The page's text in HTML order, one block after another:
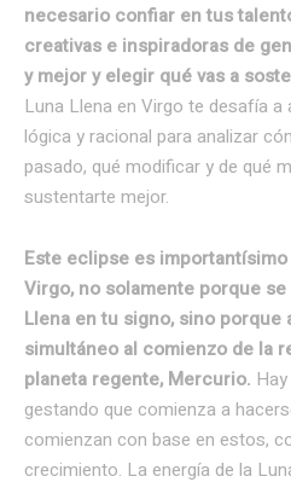
necesario confiar en tus
creativas e inspiradoras de
y mejor y elegir qué vas a
Luna Llena en Virgo te desafía a
lógica y racional para analizar
pasado, qué modificar y de qué
sustentarte mejor.
Este eclipse es
Virgo, no solamente porque
Llena en tu signo, sino porque
simultáneo al comienzo de la
planeta regente, Mercurio.
gestando que comienza a
comienzan con base en estos,
crecimiento. La energía de la